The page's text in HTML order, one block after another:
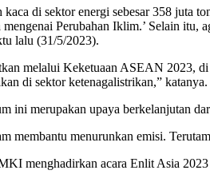
di sektor energi sebesar 358 juta
Perubahan Iklim.’ Selain itu,
lalu (31/5/2023).
melalui Keketuaan ASEAN 2023,
di sektor ketenagalistrikan,” katanya.
ini merupakan upaya berkelanjutan
membantu menurunkan emisi.
menghadirkan acara Enlit Asia